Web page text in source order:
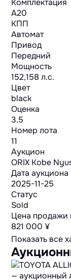
Комплектация
A20
КПП
Автомат
Привод
Передний
Мощность
152,158 л.с.
Цвет
black
Оценка
3.5
Номер лота
11
Аукцион
ORIX Kobe
Дата аукциона
2025-11-25
Статус
Sold
Цена продажи
821 000 ¥
Показать все